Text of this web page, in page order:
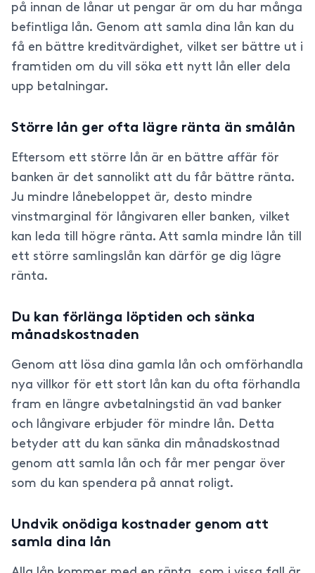
på innan de lånar ut pengar är om du har många
befintliga lån. Genom att samla dina lån kan du
få en bättre kreditvärdighet, vilket ser bättre ut i
framtiden om du vill söka ett nytt lån eller dela
upp betalningar.
Större lån ger ofta lägre ränta än smålån
Eftersom ett större lån är en bättre affär för
banken är det sannolikt att du får bättre ränta.
Ju mindre lånebeloppet är, desto mindre
vinstmarginal för långivaren eller banken, vilket
kan leda till högre ränta. Att samla mindre lån till
ett större samlingslån kan därför ge dig lägre
ränta.
Du kan förlänga löptiden och sänka
månadskostnaden
Genom att lösa dina gamla lån och omförhandla
nya villkor för ett stort lån kan du ofta förhandla
fram en längre avbetalningstid än vad banker
och långivare erbjuder för mindre lån. Detta
betyder att du kan sänka din månadskostnad
genom att samla lån och får mer pengar över
som du kan spendera på annat roligt.
Undvik onödiga kostnader genom att
samla dina lån